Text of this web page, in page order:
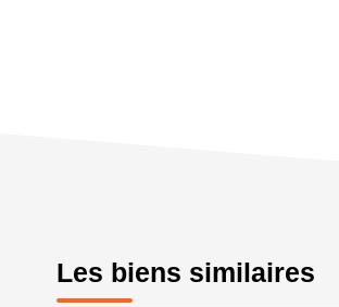
Les biens similaires